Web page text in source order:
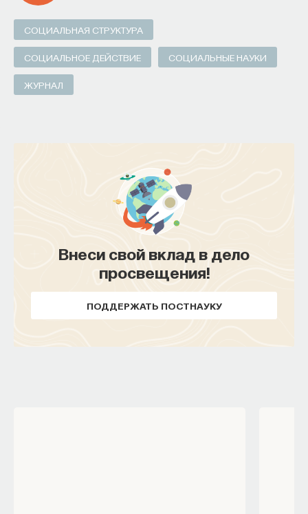
СОЦИАЛЬНАЯ СТРУКТУРА
СОЦИАЛЬНОЕ ДЕЙСТВИЕ СОЦИАЛЬНЫЕ НАУКИ
ЖУРНАЛ
Внеси свой вклад в дело
просвещения!
ПОДДЕРЖАТЬ ПОСТНАУКУ